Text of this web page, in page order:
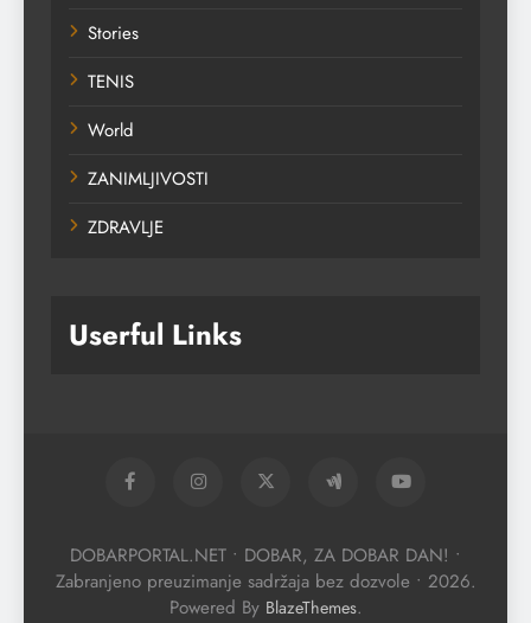
Stories
TENIS
World
ZANIMLJIVOSTI
ZDRAVLJE
Userful Links
DOBARPORTAL.NET • DOBAR, ZA DOBAR DAN! •
Zabranjeno preuzimanje sadržaja bez dozvole • 2026.
Powered By BlazeThemes.